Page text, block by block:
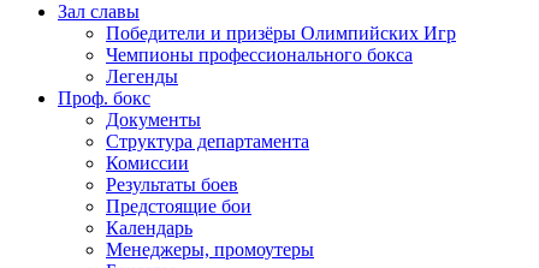
Зал славы
Победители и призёры Олимпийских Игр
Чемпионы профессионального бокса
Легенды
Проф. бокс
Документы
Структура департамента
Комиссии
Результаты боев
Предстоящие бои
Календарь
Менеджеры, промоутеры